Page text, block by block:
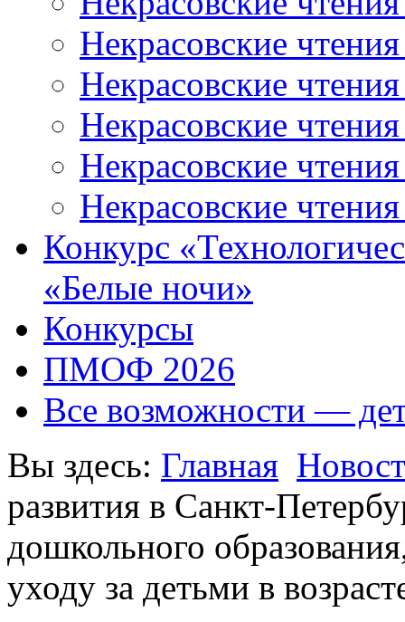
Некрасовские
Некрасовские
Некрасовские
Некрасовские
Некрасовские
Конкурс
«Белые ночи»
Конкурсы
ПМОФ 2026
Все возможности —
Вы здесь: Главная
развития в Санкт-
дошкольного
уходу за детьми в